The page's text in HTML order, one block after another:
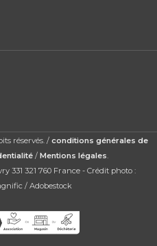
réservés. / conditions générales de
/ Mentions légales.
331 321 760 France - Crédit photo :
/ Adobestock